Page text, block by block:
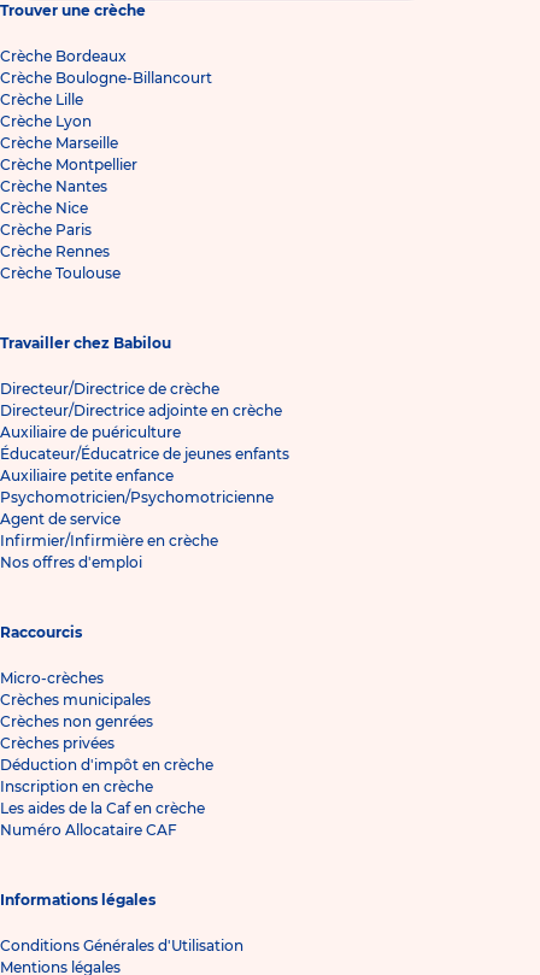
Trouver une crèche
Crèche Bordeaux
Crèche Boulogne-Billancourt
Crèche Lille
Crèche Lyon
Crèche Marseille
Crèche Montpellier
Crèche Nantes
Crèche Nice
Crèche Paris
Crèche Rennes
Crèche Toulouse
Travailler chez Babilou
Directeur/Directrice de crèche
Directeur/Directrice adjointe en crèche
Auxiliaire de puériculture
Éducateur/Éducatrice de jeunes enfants
Auxiliaire petite enfance
Psychomotricien/Psychomotricienne
Agent de service
Infirmier/Infirmière en crèche
Nos offres d'emploi
Raccourcis
Micro-crèches
Crèches municipales
Crèches non genrées
Crèches privées
Déduction d'impôt en crèche
Inscription en crèche
Les aides de la Caf en crèche
Numéro Allocataire CAF
Informations légales
Conditions Générales d'Utilisation
Mentions légales